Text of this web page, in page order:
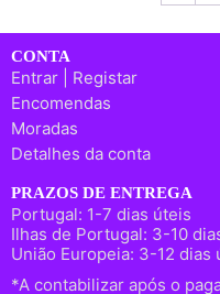
CONTA
Entrar | Registar
Encomendas
Moradas
Detalhes da conta
PRAZOS DE ENTREGA
Portugal: 1-7 dias úteis
Ilhas de Portugal: 3-10
União Europeia: 3-12 dias
*A contabilizar após o